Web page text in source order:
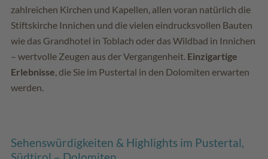
zahlreichen Kirchen und Kapellen, allen voran natürlich die
Stiftskirche Innichen und die vielen eindrucksvollen Bauten
wie das Grandhotel in Toblach oder das Wildbad in Innichen
– wertvolle Zeugen aus der Vergangenheit. Einzigartige
Erlebnisse, die Sie im Pustertal in den Dolomiten erwarten
werden.
Sehenswürdigkeiten & Highlights im Pustertal,